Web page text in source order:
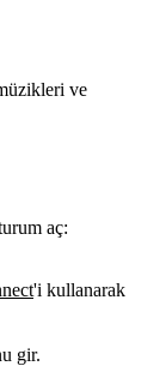
ve
aç:
'i kullanarak
gir.